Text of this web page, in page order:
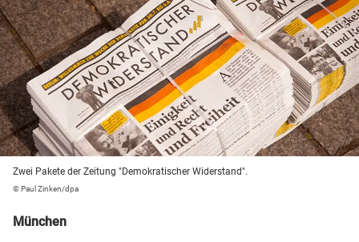
Zwei Pakete der Zeitung "Demokratischer Widerstand".
© Paul Zinken/dpa
München